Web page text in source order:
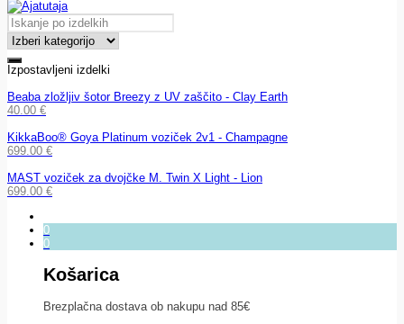
Izpostavljeni izdelki
Beaba zložljiv šotor Breezy z UV zaščito - Clay Earth
40.00 €
KikkaBoo® Goya Platinum voziček 2v1 - Champagne
699.00 €
MAST voziček za dvojčke M. Twin X Light - Lion
699.00 €
0
0
Košarica
Brezplačna dostava ob nakupu nad 85€